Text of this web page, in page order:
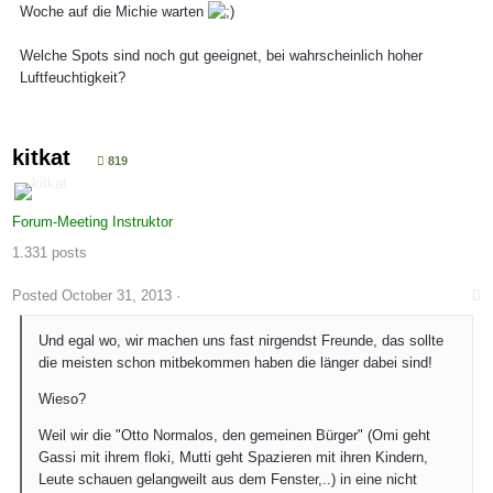
Woche auf die Michie warten
Welche Spots sind noch gut geeignet, bei wahrscheinlich hoher
Luftfeuchtigkeit?
kitkat 819
Forum-Meeting Instruktor
1.331 posts
Posted October 31, 2013 ·
Und egal wo, wir machen uns fast nirgendst Freunde, das sollte
die meisten schon mitbekommen haben die länger dabei sind!
Wieso?
Weil wir die "Otto Normalos, den gemeinen Bürger" (Omi geht
Gassi mit ihrem floki, Mutti geht Spazieren mit ihren Kindern,
Leute schauen gelangweilt aus dem Fenster,..) in eine nicht